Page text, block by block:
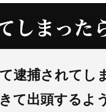
逮捕されてし
て出頭するよ